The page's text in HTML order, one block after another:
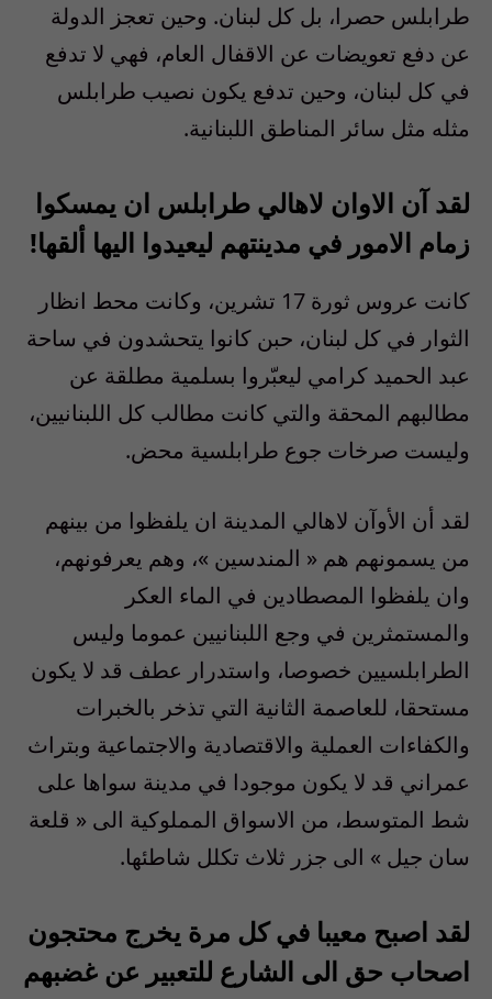
طرابلس حصرا، بل كل لبنان. وحين تعجز الدولة
عن دفع تعويضات عن الاقفال العام، فهي لا تدفع
في كل لبنان، وحين تدفع يكون نصيب طرابلس
مثله مثل سائر المناطق اللبنانية.
لقد آن الاوان لاهالي طرابلس ان يمسكوا
زمام الامور في مدينتهم ليعيدوا اليها ألقها!
كانت عروس ثورة
تشرين، وكانت محط انظار
الثوار في كل لبنان، حبن كانوا يتحشدون في ساحة
عبد الحميد كرامي ليعبّروا بسلمية مطلقة عن
مطالبهم المحقة والتي كانت مطالب كل اللبنانيين،
وليست صرخات جوع طرابلسية محض.
لقد أن الأوآن لاهالي المدينة ان يلفظوا من بينهم
من يسمونهم هم « المندسين »، وهم يعرفونهم،
وان يلفظوا المصطادين في الماء العكر
والمستمثرين في وجع اللبنانيين عموما وليس
الطرابلسيين خصوصا، واستدرار عطف قد لا يكون
مستحقا، للعاصمة الثانية التي تذخر بالخبرات
والكفاءات العملية والاقتصادية والاجتماعية وبتراث
عمراني قد لا يكون موجودا في مدينة سواها على
شط المتوسط، من الاسواق المملوكية الى « قلعة
سان جيل » الى جزر ثلاث تكلل شاطئها.
لقد اصبح معيبا في كل مرة يخرج محتجون
اصحاب حق الى الشارع للتعبير عن غضبهم